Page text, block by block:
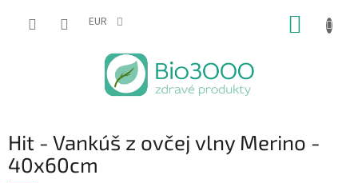
EUR
Hit - Vankúš z ovčej vlny Merino -
40x60cm